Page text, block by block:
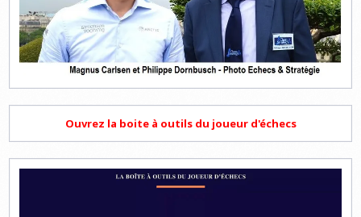
Ouvrez la boite à outils du joueur d'échecs